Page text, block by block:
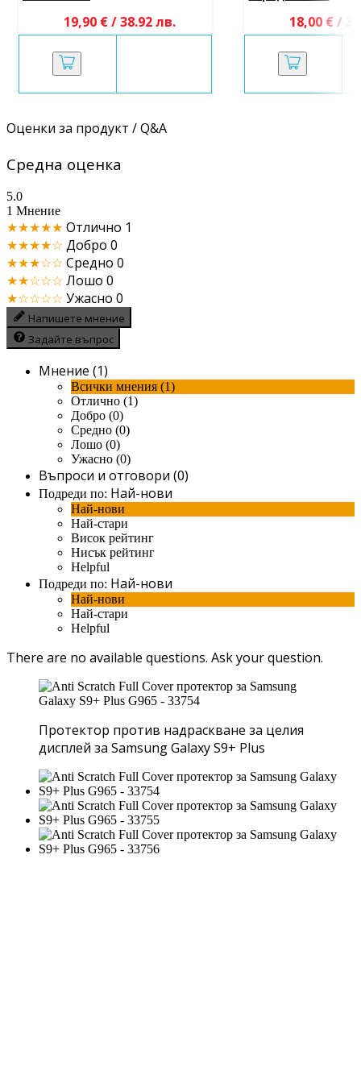
19,90 € / 38.92 лв. 18,00 € /
Оценки за продукт / Q&A
Средна оценка
5.0
1 Мнение
★★★★★ Отлично 1
★★★★☆ Добро 0
★★★☆☆ Средно 0
★★☆☆☆ Лошо 0
★☆☆☆☆ Ужасно 0
Напишете мнение
Задайте въпрос
Мнение (1)
Всички мнения (1)
Отлично (1)
Добро (0)
Средно (0)
Лошо (0)
Ужасно (0)
Въпроси и отговори (0)
Подреди по: Най-нови
Най-нови
Най-стари
Висок рейтинг
Нисък рейтинг
Helpful
Подреди по: Най-нови
Най-нови
Най-стари
Helpful
There are no available questions. Ask your question.
Протектор против надраскване за целия
дисплей за Samsung Galaxy S9+ Plus